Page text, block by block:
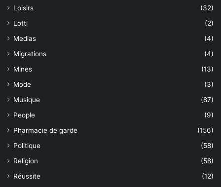
Loisirs
(32)
Lotti
(2)
Medias
(4)
Migrations
(4)
Mines
(13)
Mode
(3)
Musique
(87)
People
(9)
Pharmacie de garde
(156)
Politique
(58)
Religion
(58)
Réussite
(12)